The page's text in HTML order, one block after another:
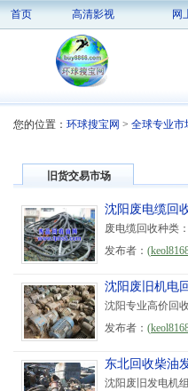
首页 高清影视 网
您的位置： 环球搜宝网 > 全球专业市
旧货交易市场
沈阳废电缆回
废电缆回收种类
发布者： (
沈阳废旧机电
沈阳专业高价回
发布者： (
东北回收柴油
沈阳废旧发电机